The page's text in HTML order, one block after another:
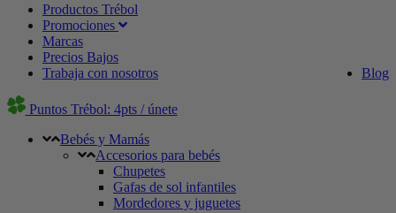
Productos Trébol
Promociones
Marcas
Precios Bajos
Blog
Trabaja con nosotros
Puntos Trébol: 4pts / únete
Bebés y Mamás
Accesorios para bebés
Chupetes
Gafas de sol infantiles
Mordedores y juguetes